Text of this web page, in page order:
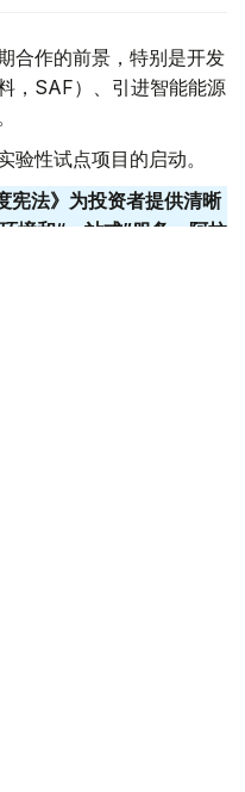
合作的前景，特别是开发
，SAF）、引进智能能源
验性试点项目的启动。
宪法》为投资者提供清晰
境和“一站式”服务。阿拉